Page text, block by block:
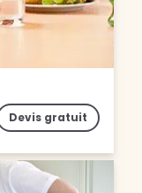
Devis gratuit